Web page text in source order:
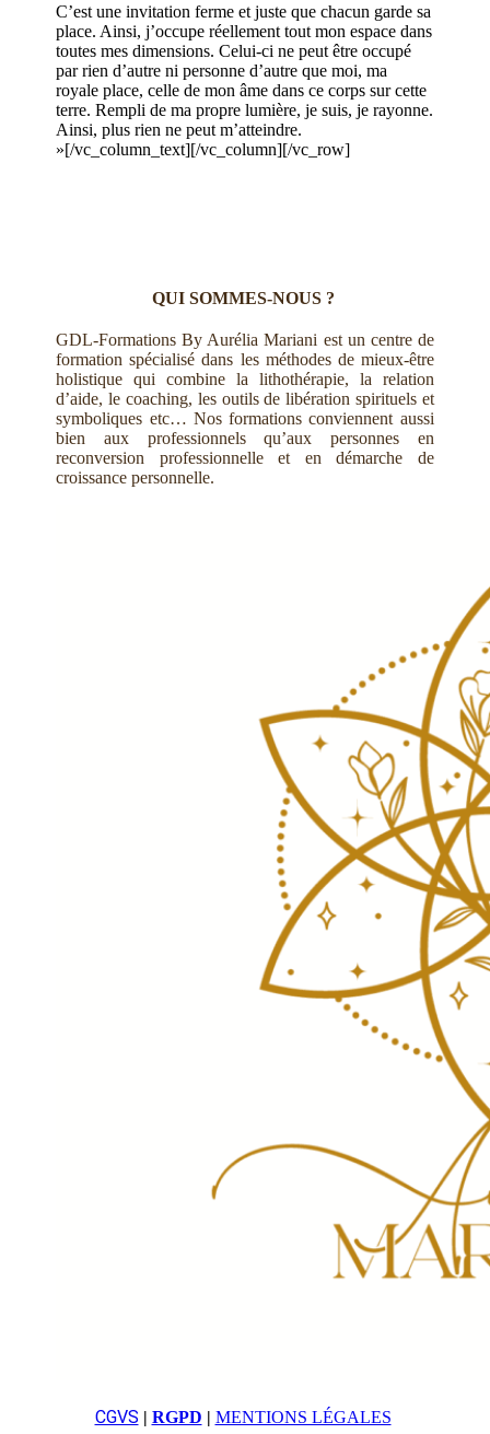
C’est une invitation ferme et juste que chacun garde sa
place. Ainsi, j’occupe réellement tout mon espace dans
toutes mes dimensions. Celui-ci ne peut être occupé
par rien d’autre ni personne d’autre que moi, ma
royale place, celle de mon âme dans ce corps sur cette
terre. Rempli de ma propre lumière, je suis, je rayonne.
Ainsi, plus rien ne peut m’atteindre.
»[/vc_column_text][/vc_column][/vc_row]
QUI SOMMES-NOUS ?
GDL-Formations By Aurélia Mariani est un centre de
formation spécialisé dans les méthodes de mieux-être
holistique qui combine la lithothérapie, la relation
d’aide, le coaching, les outils de libération spirituels et
symboliques etc… Nos formations conviennent aussi
bien aux professionnels qu’aux personnes en
reconversion professionnelle et en démarche de
croissance personnelle.
CGVS | RGPD | MENTIONS LÉGALES